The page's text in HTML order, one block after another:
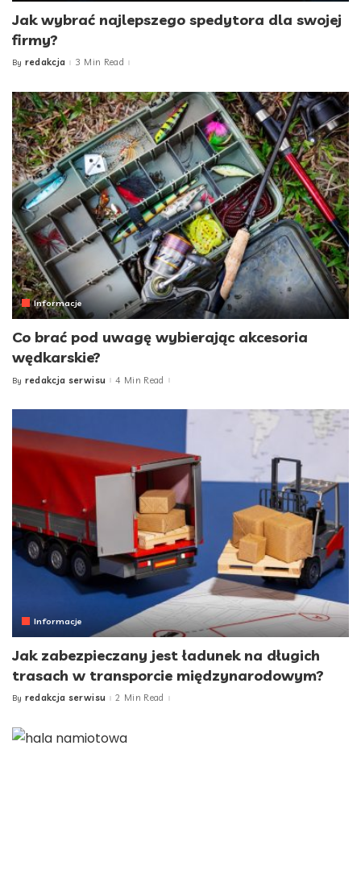
Jak wybrać najlepszego spedytora dla swojej
firmy?
Posted
By redakcja 3 Min Read
Informacje
Co brać pod uwagę wybierając akcesoria
wędkarskie?
Posted
By redakcja serwisu 4 Min Read
Informacje
Jak zabezpieczany jest ładunek na długich
trasach w transporcie międzynarodowym?
Posted
By redakcja serwisu 2 Min Read